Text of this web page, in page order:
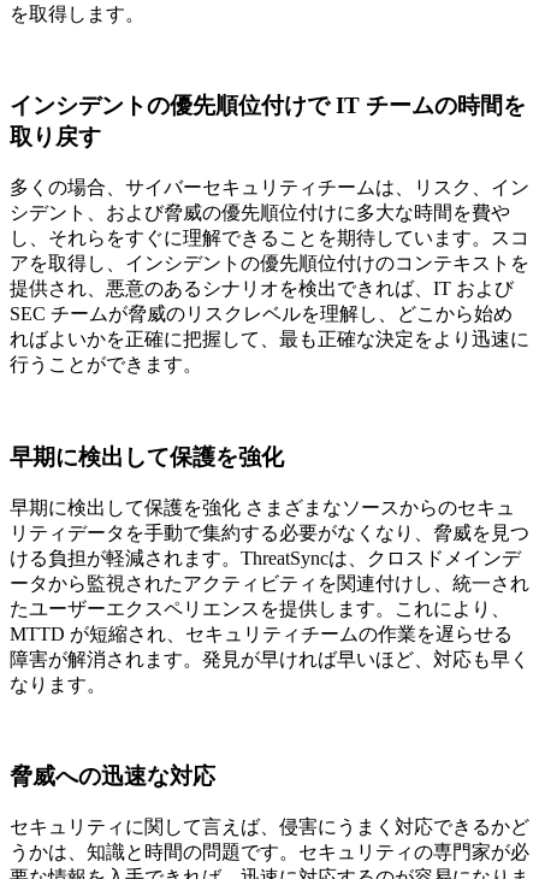
を取得します。
インシデントの優先順位付けで IT チームの時間を
取り戻す
多くの場合、サイバーセキュリティチームは、リスク、イン
シデント、および脅威の優先順位付けに多大な時間を費や
し、それらをすぐに理解できることを期待しています。スコ
アを取得し、インシデントの優先順位付けのコンテキストを
提供され、悪意のあるシナリオを検出できれば、IT および
SEC チームが脅威のリスクレベルを理解し、どこから始め
ればよいかを正確に把握して、最も正確な決定をより迅速に
行うことができます。
早期に検出して保護を強化
早期に検出して保護を強化 さまざまなソースからのセキュ
リティデータを手動で集約する必要がなくなり、脅威を見つ
ける負担が軽減されます。ThreatSyncは、クロスドメインデ
ータから監視されたアクティビティを関連付けし、統一され
たユーザーエクスペリエンスを提供します。これにより、
MTTD が短縮され、セキュリティチームの作業を遅らせる
障害が解消されます。発見が早ければ早いほど、対応も早く
なります。
脅威への迅速な対応
セキュリティに関して言えば、侵害にうまく対応できるかど
うかは、知識と時間の問題です。セキュリティの専門家が必